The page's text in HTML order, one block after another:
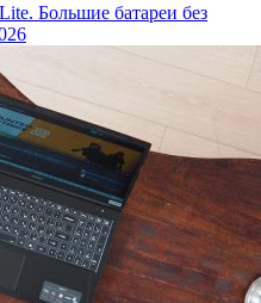
Большие батареи без